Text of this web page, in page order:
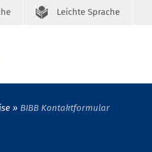
Leichte Sprache
BIBB Kontaktformular